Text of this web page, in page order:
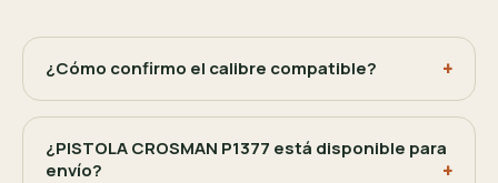
¿Cómo confirmo el calibre compatible?
¿PISTOLA CROSMAN P1377 está disponible para
envío?